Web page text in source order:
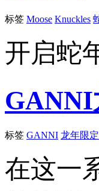
标签 Moose Knuckles
开启蛇
GANNI
标签 GANNI 龙年限定
在这一